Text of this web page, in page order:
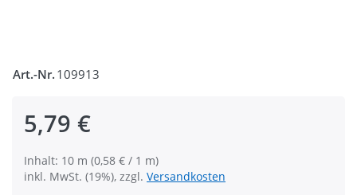
Art.-Nr. 109913
5,79 €
Inhalt: 10 m (0,58 € / 1 m)
inkl. MwSt. (19%), zzgl. Versandkosten